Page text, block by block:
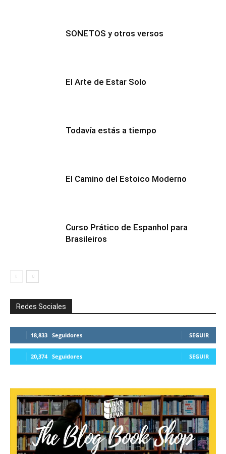
SONETOS y otros versos
El Arte de Estar Solo
Todavía estás a tiempo
El Camino del Estoico Moderno
Curso Prático de Espanhol para
Brasileiros
Redes Sociales
18,833 Seguidores SEGUIR
20,374 Seguidores SEGUIR